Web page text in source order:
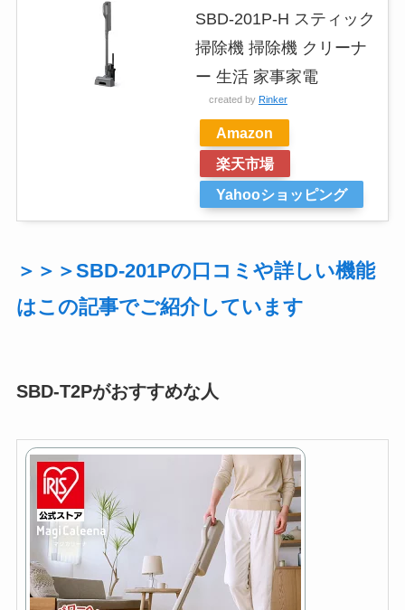
SBD-201P-H スティック
掃除機 掃除機 クリーナ
ー 生活 家事家電
created by Rinker
Amazon
楽天市場
Yahooショッピング
＞＞＞SBD-201Pの口コミや詳しい機能
はこの記事でご紹介しています
SBD-T2Pがおすすめな人